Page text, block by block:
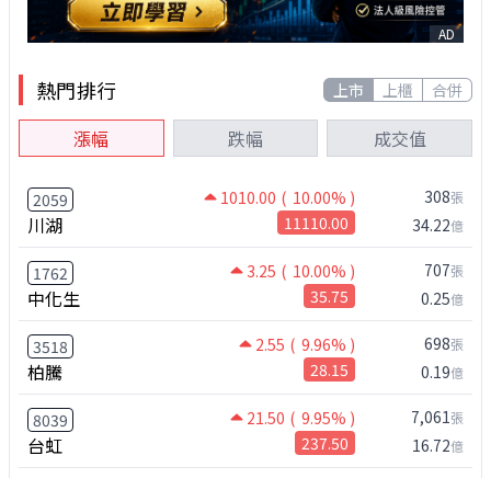
AD
熱門排行 上市 上櫃 合併
漲幅 跌幅 成交值
2059 1010.00 ( 10.00% )
川湖 11110.00
308張
34.22億
1762 3.25 ( 10.00% )
中化生 35.75
707張
0.25億
3518 2.55 ( 9.96% )
柏騰 28.15
698張
0.19億
8039 21.50 ( 9.95% )
台虹 237.50
7,061張
16.72億